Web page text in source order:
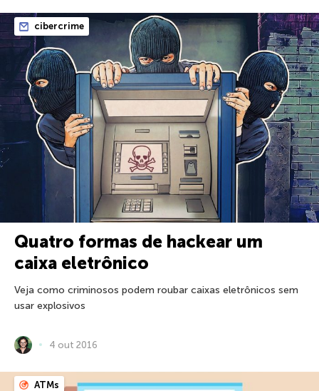
cibercrime
Quatro formas de hackear um
caixa eletrônico
Veja como criminosos podem roubar caixas eletrônicos sem
usar explosivos
4 out 2016
ATMs